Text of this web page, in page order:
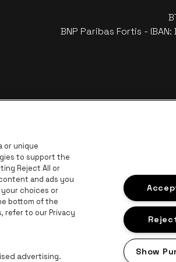
BNP Paribas Fortis -
Ga naar de website van Voka Limburg
Ga naar de website van
Pommery
Het logo van Jameson in offwhite
Ga naar de website van Het logo
Ga naar
Ga naar de website van Lotto
or unique
to support the
Reject All or
and ads you
choices or
bottom of the
refer to our Privacy
advertising.
Show